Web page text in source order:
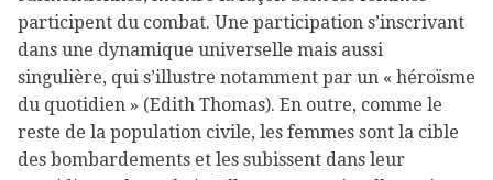
participent du combat. Une participation s’inscrivant
dans une dynamique universelle mais aussi
singulière, qui s’illustre notamment par un « héroïsme
du quotidien » (Edith Thomas). En outre, comme le
reste de la population civile, les femmes sont la cible
des bombardements et les subissent dans leur